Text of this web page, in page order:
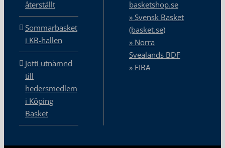
återställt
Sommarbasket
i KB-hallen
Jotti utnämnd
till
hedersmedlem
i Köping
Basket
basketshop.se
» Svensk Basket
(basket.se)
» Norra
Svealands BDF
» FIBA